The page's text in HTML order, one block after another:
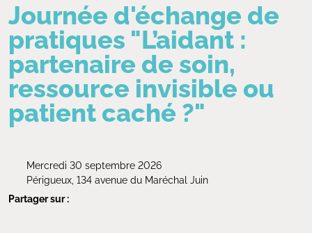
Journée d'échange de
pratiques "L’aidant :
partenaire de soin,
ressource invisible ou
patient caché ?"
Mercredi 30 septembre 2026
Périgueux, 134 avenue du Maréchal Juin
Partager sur :